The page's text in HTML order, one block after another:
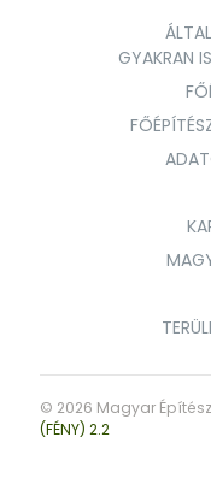
GYAKRAN
© 2026 Magyar
(FÉNY) 2.2